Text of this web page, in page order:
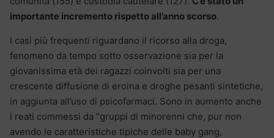
importante incremento rispetto all’anno scorso.
I casi più frequenti riguardano il ricorso alla droga,
fenomeno da tempo sotto osservazione sia per la
giovanissima età dei ragazzi coinvolti sia per una
crescente diffusione di eroina e droghe pesanti sintetiche,
in aggiunta all’uso di psicofarmaci. Sono in aumento anche
i reati commessi da “gruppi di minorenni che, pur non
avendo le caratteristiche tipiche delle baby gang,